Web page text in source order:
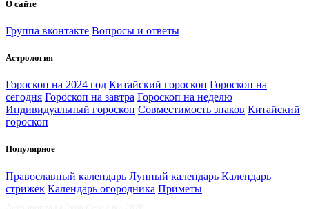
О сайте
Группа вконтакте Вопросы и ответы
Астрология
Гороскоп на 2024 год Китайский гороскоп Гороскоп на
сегодня Гороскоп на завтра Гороскоп на неделю
Индивидуальный гороскоп Совместимость знаков Китайский
гороскоп
Популярное
Православный календарь Лунный календарь Календарь
стрижек Календарь огородника Приметы